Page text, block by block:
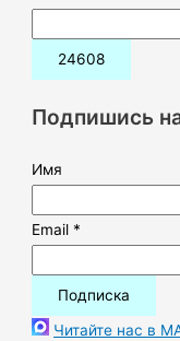
о
и
:Подпишись
Имя
Email *
Читайте нас в